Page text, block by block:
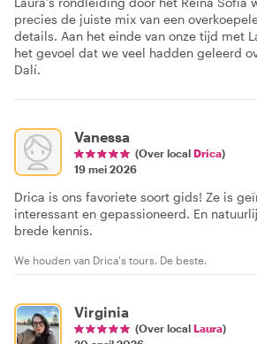
precies de juiste mix van een
details. Aan het einde van onze tijd met
het gevoel dat we veel hadden geleerd
Dalí.
Vanessa
(Over local Drica)
19 mei 2026
Drica is ons favoriete soort gids! Ze is
interessant en gepassioneerd. En
brede kennis.
We houden van Drica's tours. De beste.
Virginia
(Over local Laura)